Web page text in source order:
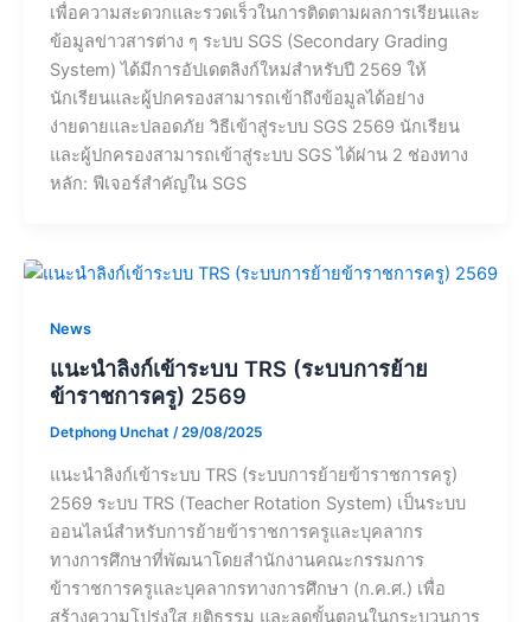
เพื่อความสะดวกและรวดเร็วในการติดตามผลการเรียนและ
ข้อมูลข่าวสารต่าง ๆ ระบบ SGS (Secondary Grading
System) ได้มีการอัปเดตลิงก์ใหม่สำหรับปี 2569 ให้
นักเรียนและผู้ปกครองสามารถเข้าถึงข้อมูลได้อย่าง
ง่ายดายและปลอดภัย วิธีเข้าสู่ระบบ SGS 2569 นักเรียน
และผู้ปกครองสามารถเข้าสู่ระบบ SGS ได้ผ่าน 2 ช่องทาง
หลัก: ฟีเจอร์สำคัญใน SGS
News
แนะนำลิงก์เข้าระบบ TRS (ระบบการย้าย
ข้าราชการครู) 2569
Detphong Unchat /29/08/2025
แนะนำลิงก์เข้าระบบ TRS (ระบบการย้ายข้าราชการครู)
2569 ระบบ TRS (Teacher Rotation System) เป็นระบบ
ออนไลน์สำหรับการย้ายข้าราชการครูและบุคลากร
ทางการศึกษาที่พัฒนาโดยสำนักงานคณะกรรมการ
ข้าราชการครูและบุคลากรทางการศึกษา (ก.ค.ศ.) เพื่อ
สร้างความโปร่งใส ยุติธรรม และลดขั้นตอนในกระบวนการ